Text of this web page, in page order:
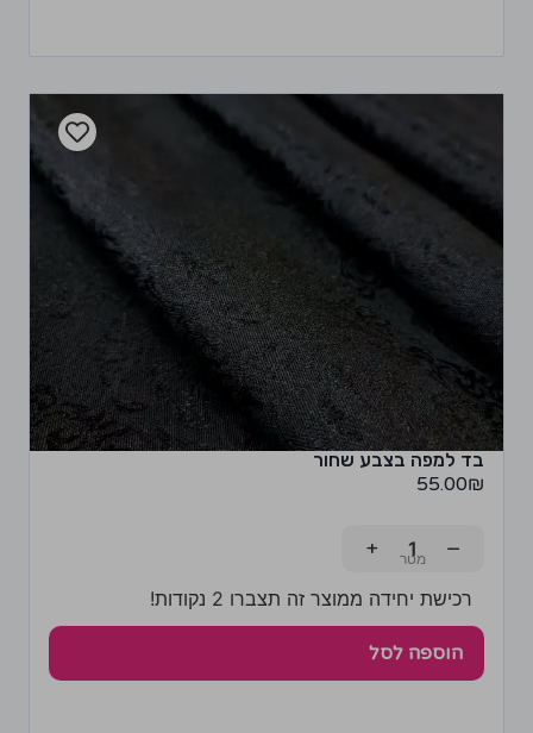
בד למפה בצבע שחור
55.00₪
−
+
רכישת יחידה ממוצר זה תצברו 2 נקודות!
הוספה לסל